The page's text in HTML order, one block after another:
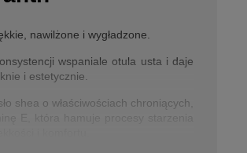
nawilżone i wygładzone.
wspaniale otula usta i daje
i estetycznie.
shea o właściwościach chroniących,